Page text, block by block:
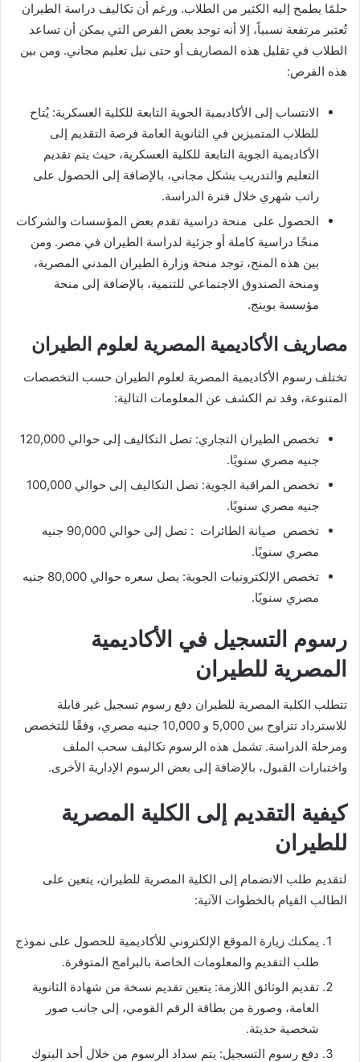
حلمًا يطمح إليه الكثير من الطلاب. ورغم أن تكاليف دراسة الطيران
تُعتبر مرتفعة نسبياً، إلا أنه توجد بعض الفرص التي يمكن أن تساعد
الطلاب في تقليل هذه المصاريف أو حتى نيل تعليم مجاني. ومن بين
هذه الفرص:
الانتساب إلى الأكاديمية الجوية التابعة للكلية العسكرية: يُتاح
للطلاب المتميزين في الثانوية العامة فرصة التقديم إلى
الأكاديمية الجوية التابعة للكلية العسكرية، حيث يتم تقديم
التعليم والتدريب بشكل مجاني، بالإضافة إلى الحصول على
راتب شهري خلال فترة الدراسة.
الحصول على منحة دراسية تقدم بعض المؤسسات والشركات
منحًا دراسية كاملة أو جزئية لدراسة الطيران في مصر. ومن
بين هذه المنح، توجد منحة وزارة الطيران المدني المصرية،
ومنحة الصندوق الاجتماعي للتنمية، بالإضافة إلى منحة
مؤسسة بوينج.
مصاريف الأكاديمية المصرية لعلوم الطيران
تختلف رسوم الأكاديمية المصرية لعلوم الطيران حسب التخصصات
المتنوعة، وقد تم الكشف عن المعلومات التالية:
تخصص الطيران التجاري: تصل التكاليف إلى حوالي 120,000
جنيه مصري سنويًا.
تخصص المراقبة الجوية: تصل التكاليف إلى حوالي 100,000
جنيه مصري سنويًا.
تخصص صيانة الطائرات : تصل إلى حوالي 90,000 جنيه
مصري سنويًا.
تخصص الإلكترونيات الجوية: يصل سعره حوالي 80,000 جنيه
مصري سنويًا.
رسوم التسجيل في الأكاديمية
المصرية للطيران
تتطلب الكلية المصرية للطيران دفع رسوم تسجيل غير قابلة
للاسترداد تتراوح بين 5,000 و 10,000 جنيه مصري، وفقًا للتخصص
ومرحلة الدراسة. تشمل هذه الرسوم تكاليف سحب الملف
واختبارات القبول، بالإضافة إلى بعض الرسوم الإدارية الأخرى.
كيفية التقديم إلى الكلية المصرية
للطيران
لتقديم طلب الانضمام إلى الكلية المصرية للطيران، يتعين على
الطالب القيام بالخطوات الآتية:
يمكنك زيارة الموقع الإلكتروني للأكاديمية للحصول على نموذج
طلب التقديم والمعلومات الخاصة بالبرامج المتوفرة.
تقديم الوثائق اللازمة: يتعين تقديم نسخة من شهادة الثانوية
العامة، وصورة من بطاقة الرقم القومي، إلى جانب صور
شخصية حديثة.
دفع رسوم التسجيل: يتم سداد الرسوم من خلال أحد البنوك